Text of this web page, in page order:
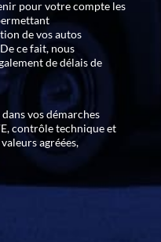
pour votre compte les
de vos autos
ce fait, nous
de délais de
vos démarches
contrôle technique et
agréées,